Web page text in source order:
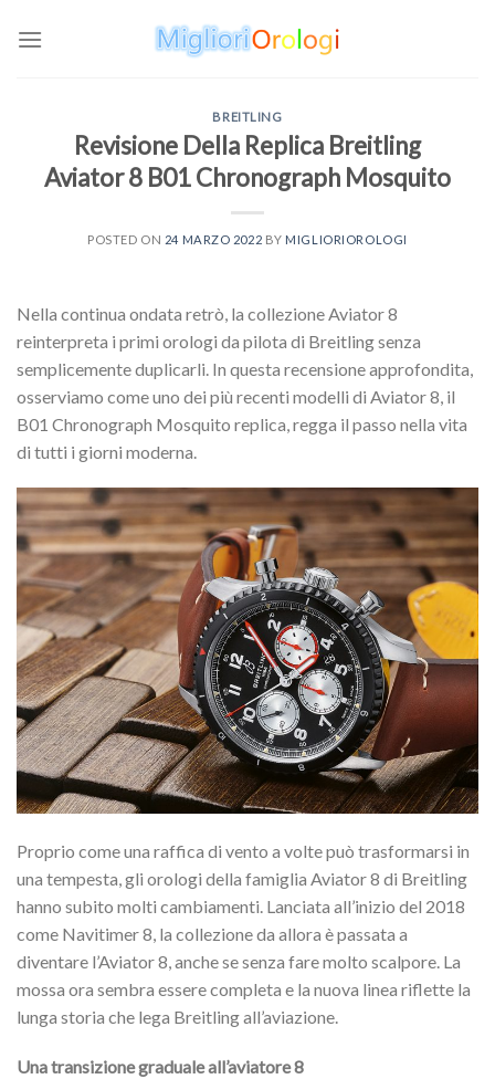
BREITLING
Revisione Della Replica Breitling
Aviator 8 B01 Chronograph Mosquito
POSTED ON 24 MARZO 2022 BY MIGLIORIOROLOGI
Nella continua ondata retrò, la collezione Aviator 8
reinterpreta i primi orologi da pilota di Breitling senza
semplicemente duplicarli. In questa recensione approfondita,
osserviamo come uno dei più recenti modelli di Aviator 8, il
B01 Chronograph Mosquito replica, regga il passo nella vita
di tutti i giorni moderna.
Proprio come una raffica di vento a volte può trasformarsi in
una tempesta, gli orologi della famiglia Aviator 8 di Breitling
hanno subito molti cambiamenti. Lanciata all’inizio del 2018
come Navitimer 8, la collezione da allora è passata a
diventare l’Aviator 8, anche se senza fare molto scalpore. La
mossa ora sembra essere completa e la nuova linea riflette la
lunga storia che lega Breitling all’aviazione.
Una transizione graduale all’aviatore 8